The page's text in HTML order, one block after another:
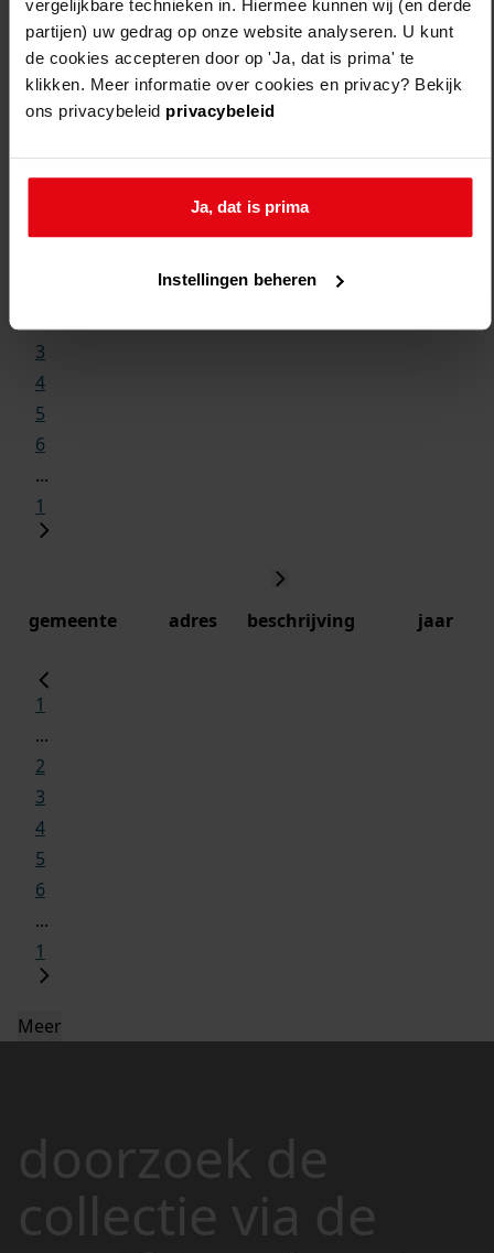
vergelijkbare technieken in. Hiermee kunnen wij (en derde
partijen) uw gedrag op onze website analyseren. U kunt
de cookies accepteren door op 'Ja, dat is prima' te
klikken. Meer informatie over cookies en privacy? Bekijk
ons privacybeleid privacybeleid
Ja, dat is prima
Instellingen beheren
3
4
5
6
...
1
gemeente adres beschrijving jaar
1
...
2
3
4
5
6
...
1
Meer
doorzoek de
collectie via de